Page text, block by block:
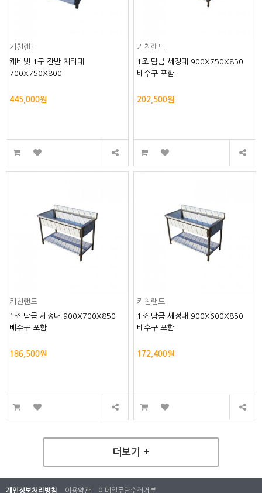
키친랜드
캐비넷 1구 잔반 처리대
700X750X800
445,000원
키친랜드
1조 담금 세정대 900X750X850
배수구 포함
202,500원
키친랜드
1조 담금 세정대 900X700X850
배수구 포함
186,500원
키친랜드
1조 담금 세정대 900X600X850
배수구 포함
172,400원
더보기 +
개인정보처리방침 이용약관 이메일무단수집거부